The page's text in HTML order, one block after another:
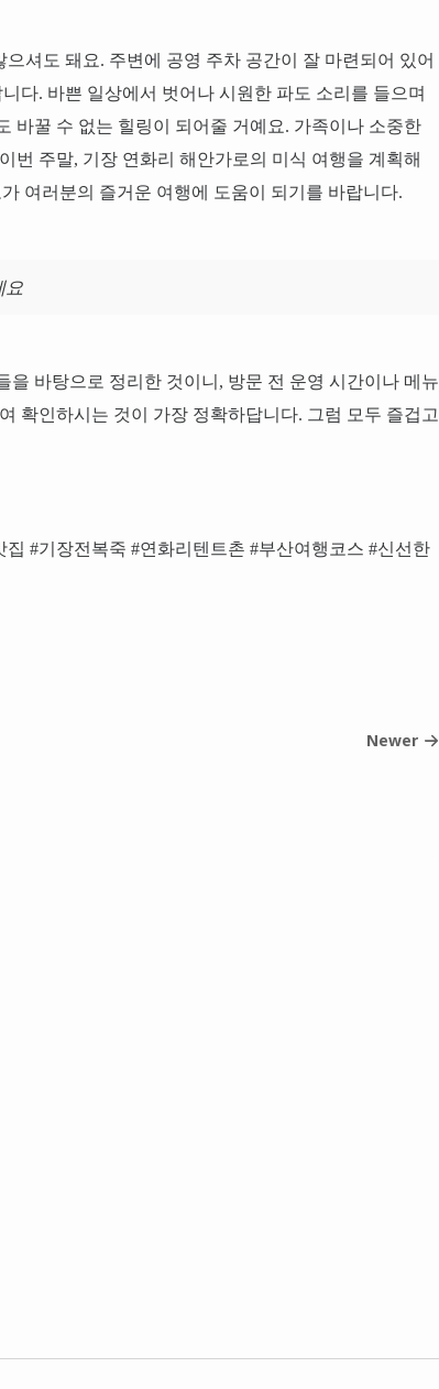
셔도 돼요. 주변에 공영 주차 공간이 잘 마련되어 있어
다. 바쁜 일상에서 벗어나 시원한 파도 소리를 들으며
바꿀 수 없는 힐링이 되어줄 거예요. 가족이나 소중한
번 주말, 기장 연화리 해안가로의 미식 여행을 계획해
여러분의 즐거운 여행에 도움이 되기를 바랍니다.
요
을 바탕으로 정리한 것이니, 방문 전 운영 시간이나 메뉴
확인하시는 것이 가장 정확하답니다. 그럼 모두 즐겁고
#기장전복죽 #연화리텐트촌 #부산여행코스 #신선한
Newer